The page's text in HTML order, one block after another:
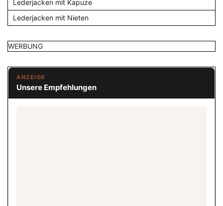
Lederjacken mit Kapuze
Lederjacken mit Nieten
WERBUNG
ANZEIGE
Unsere Empfehlungen